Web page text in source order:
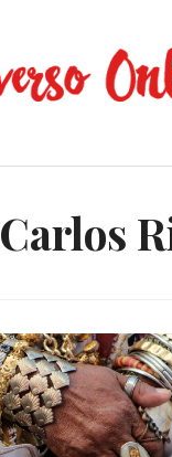
Carlos